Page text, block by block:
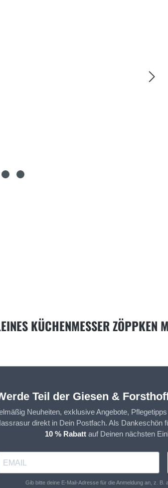
KÜCHENMESSER ZÖPPKEN
Teil der Giesen &
Neuheiten, exklusive Angebote,
direkt in Dein Postfach. Als Dankeschön
10 % Rabatt auf Deinen nächsten
Gib bitte deine E-Mail-Adresse für die Anmeldung an, z. B.